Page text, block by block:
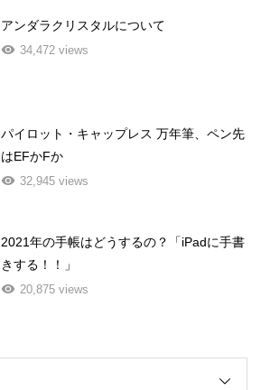
アンダラクリスタルについて
34,472 views
パイロット・キャップレス 万年筆、ペン先
はEFかFか
32,945 views
2021年の手帳はどうするの？「iPadに手書
きする！！」
20,875 views